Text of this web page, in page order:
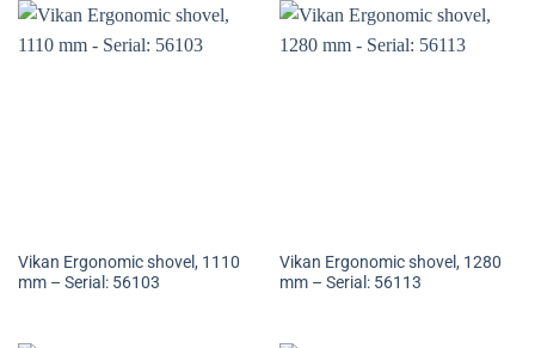
Vikan Ergonomic shovel, 1110
mm – Serial: 56103
Vikan Ergonomic shovel, 1280
mm – Serial: 56113